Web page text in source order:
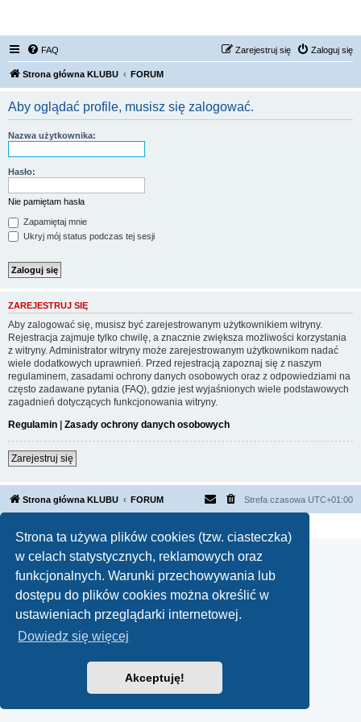
Strona ta używa plików cookies (tzw. ciasteczka)
w celach statystycznych, reklamowych oraz
funkcjonalnych. Warunki przechowywania lub
dostępu do plików cookies można określić w
ustawieniach przeglądarki internetowej.
Dowiedz się więcej
Akceptuję!
FAQ Zaloguj się
Zarejestruj się
Strona główna KLUBU FORUM
Aby oglądać profile, musisz się zalogować.
Nazwa użytkownika:
Hasło:
Nie pamiętam hasła
Zapamiętaj mnie
Ukryj mój status podczas tej sesji
ZAREJESTRUJ SIĘ
Aby zalogować się, musisz być zarejestrowanym użytkownikiem witryny.
Rejestracja zajmuje tylko chwilę, a znacznie zwiększa możliwości korzystania
z witryny. Administrator witryny może zarejestrowanym użytkownikom nadać
wiele dodatkowych uprawnień. Przed rejestracją zapoznaj się z naszym
regulaminem, zasadami ochrony danych osobowych oraz z odpowiedziami na
często zadawane pytania (FAQ), gdzie jest wyjaśnionych wiele podstawowych
zagadnień dotyczących funkcjonowania witryny.
Regulamin | Zasady ochrony danych osobowych
Zarejestruj się
Strona główna KLUBU FORUM Strefa czasowa UTC+01:00
Polski pakiet językowy dostarcza
phpBB.pl